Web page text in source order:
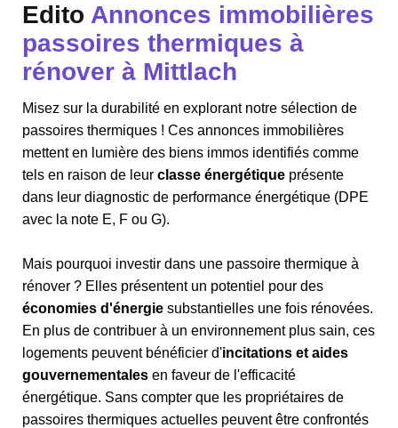
Edito Annonces immobilières
passoires thermiques à
rénover à Mittlach
Misez sur la durabilité en explorant notre sélection de
passoires thermiques ! Ces annonces immobilières
mettent en lumière des biens immos identifiés comme
tels en raison de leur classe énergétique présente
dans leur diagnostic de performance énergétique (DPE
avec la note E, F ou G).
Mais pourquoi investir dans une passoire thermique à
rénover ? Elles présentent un potentiel pour des
économies d'énergie substantielles une fois rénovées.
En plus de contribuer à un environnement plus sain, ces
logements peuvent bénéficier d'incitations et aides
gouvernementales en faveur de l'efficacité
énergétique. Sans compter que les propriétaires de
passoires thermiques actuelles peuvent être confrontés